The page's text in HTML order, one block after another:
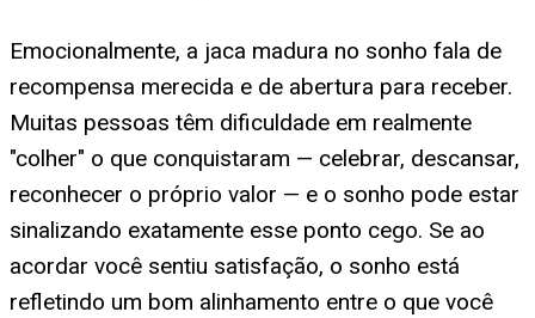
Emocionalmente, a jaca madura no sonho fala de
recompensa merecida e de abertura para receber.
Muitas pessoas têm dificuldade em realmente
"colher" o que conquistaram — celebrar, descansar,
reconhecer o próprio valor — e o sonho pode estar
sinalizando exatamente esse ponto cego. Se ao
acordar você sentiu satisfação, o sonho está
refletindo um bom alinhamento entre o que você